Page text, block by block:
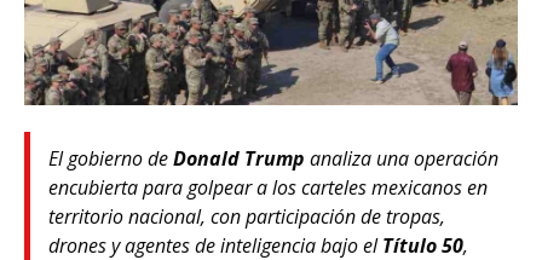
El gobierno deDonald Trump analiza una operación
encubierta para golpear a los carteles mexicanos en
territorio nacional, con participación de tropas,
drones y agentes de inteligencia bajo elTítulo 50,